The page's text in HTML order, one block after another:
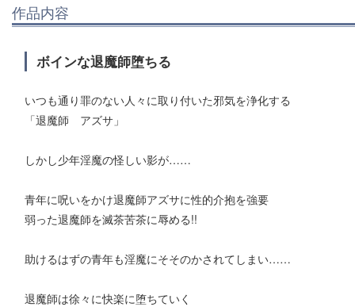
作品内容
ボインな退魔師堕ちる
いつも通り罪のない人々に取り付いた邪気を浄化する
「退魔師 アズサ」
しかし少年淫魔の怪しい影が……
青年に呪いをかけ退魔師アズサに性的介抱を強要
弱った退魔師を滅茶苦茶に辱める!!
助けるはずの青年も淫魔にそそのかされてしまい……
退魔師は徐々に快楽に堕ちていく